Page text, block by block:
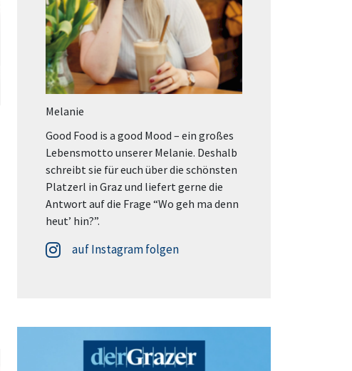
Melanie
Good Food is a good Mood – ein großes
Lebensmotto unserer Melanie. Deshalb
schreibt sie für euch über die schönsten
Platzerl in Graz und liefert gerne die
Antwort auf die Frage “Wo geh ma denn
heut’ hin?”.
auf Instagram folgen